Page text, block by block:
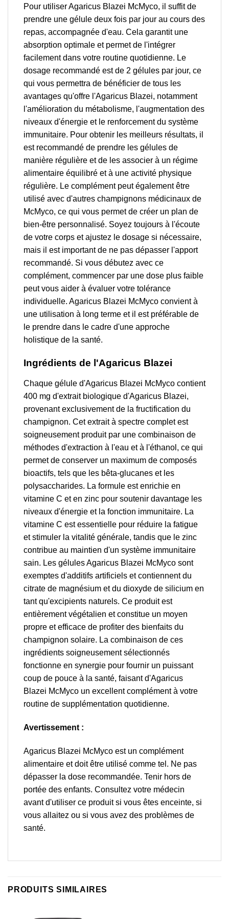
Pour utiliser Agaricus Blazei McMyco, il suffit de
prendre une gélule deux fois par jour au cours des
repas, accompagnée d'eau. Cela garantit une
absorption optimale et permet de l'intégrer
facilement dans votre routine quotidienne. Le
dosage recommandé est de 2 gélules par jour, ce
qui vous permettra de bénéficier de tous les
avantages qu'offre l'Agaricus Blazei, notamment
l'amélioration du métabolisme, l'augmentation des
niveaux d'énergie et le renforcement du système
immunitaire. Pour obtenir les meilleurs résultats, il
est recommandé de prendre les gélules de
manière régulière et de les associer à un régime
alimentaire équilibré et à une activité physique
régulière. Le complément peut également être
utilisé avec d'autres champignons médicinaux de
McMyco, ce qui vous permet de créer un plan de
bien-être personnalisé. Soyez toujours à l'écoute
de votre corps et ajustez le dosage si nécessaire,
mais il est important de ne pas dépasser l'apport
recommandé. Si vous débutez avec ce
complément, commencer par une dose plus faible
peut vous aider à évaluer votre tolérance
individuelle. Agaricus Blazei McMyco convient à
une utilisation à long terme et il est préférable de
le prendre dans le cadre d'une approche
holistique de la santé.
Ingrédients de l'Agaricus Blazei
Chaque gélule d'Agaricus Blazei McMyco contient
400 mg d'extrait biologique d'Agaricus Blazei,
provenant exclusivement de la fructification du
champignon. Cet extrait à spectre complet est
soigneusement produit par une combinaison de
méthodes d'extraction à l'eau et à l'éthanol, ce qui
permet de conserver un maximum de composés
bioactifs, tels que les bêta-glucanes et les
polysaccharides. La formule est enrichie en
vitamine C et en zinc pour soutenir davantage les
niveaux d'énergie et la fonction immunitaire. La
vitamine C est essentielle pour réduire la fatigue
et stimuler la vitalité générale, tandis que le zinc
contribue au maintien d'un système immunitaire
sain. Les gélules Agaricus Blazei McMyco sont
exemptes d'additifs artificiels et contiennent du
citrate de magnésium et du dioxyde de silicium en
tant qu'excipients naturels. Ce produit est
entièrement végétalien et constitue un moyen
propre et efficace de profiter des bienfaits du
champignon solaire. La combinaison de ces
ingrédients soigneusement sélectionnés
fonctionne en synergie pour fournir un puissant
coup de pouce à la santé, faisant d'Agaricus
Blazei McMyco un excellent complément à votre
routine de supplémentation quotidienne.
Avertissement :
Agaricus Blazei McMyco est un complément
alimentaire et doit être utilisé comme tel. Ne pas
dépasser la dose recommandée. Tenir hors de
portée des enfants. Consultez votre médecin
avant d'utiliser ce produit si vous êtes enceinte, si
vous allaitez ou si vous avez des problèmes de
santé.
PRODUITS SIMILAIRES